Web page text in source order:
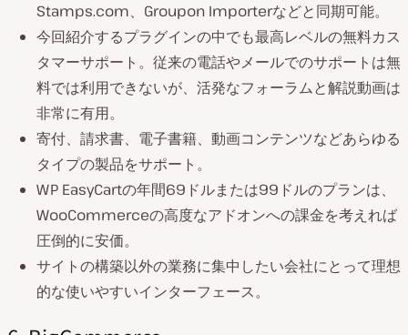
Stamps.com、Groupon Importerなどと同期可能。
今回紹介するプラグインの中でも最高レベルの無料カス
タマーサポート。従来の電話やメールでのサポートは無
料では利用できないが、活発なフォーラムと解説動画は
非常に有用。
寄付、請求書、電子書籍、動画コンテンツなどあらゆる
タイプの製品をサポート。
WP EasyCartの年間69ドルまたは99ドルのプランは、
WooCommerceの高度なアドオンへの課金を考えれば
圧倒的に安価。
サイトの構築以外の業務に集中したい会社にとって理想
的な使いやすいインターフェース。